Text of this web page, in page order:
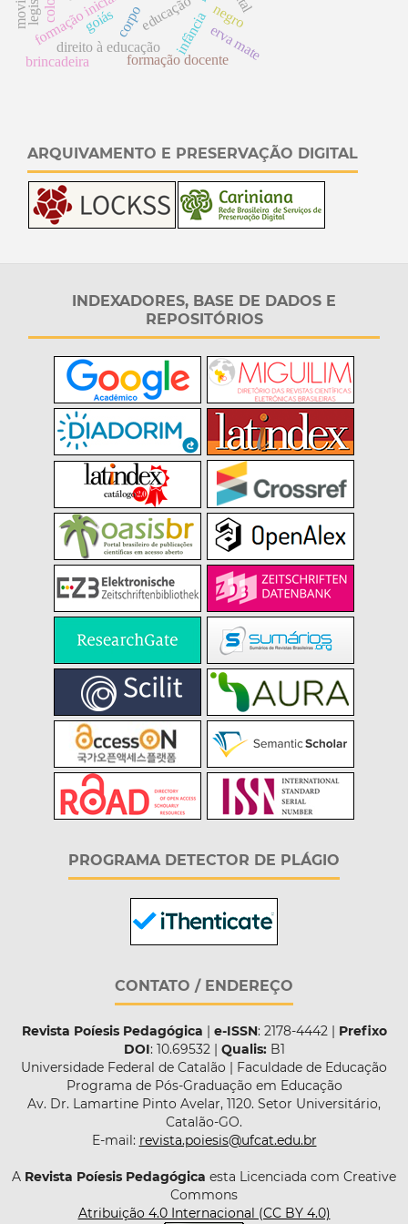
infância
corpoeducação negro
goiás
formação docente
direito à educação
brincadeira erva mate
ARQUIVAMENTO E PRESERVAÇÃO DIGITAL
INDEXADORES, BASE DE DADOS E
REPOSITÓRIOS
PROGRAMA DETECTOR DE PLÁGIO
CONTATO / ENDEREÇO
Revista Poíesis Pedagógica | e-ISSN: 2178-4442 | Prefixo
DOI: 10.69532 | Qualis:B1
Universidade Federal de Catalão | Faculdade de Educação
Programa de Pós-Graduação em Educação
Av. Dr. Lamartine Pinto Avelar, 1120. Setor Universitário,
Catalão-GO.
E-mail: revista.poiesis@ufcat.edu.br
A Revista Poíesis Pedagógica esta Licenciada com Creative
Commons
Atribuição 4.0 Internacional (CC BY 4.0)